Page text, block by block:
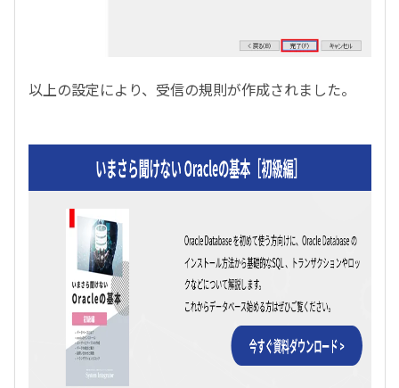
以上の設定により、受信の規則が作成されました。